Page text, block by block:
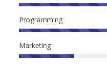
Programming
Marketing